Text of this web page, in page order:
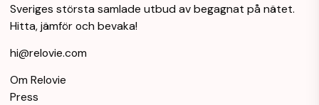
Sveriges största samlade utbud av begagnat på nätet.
Hitta, jämför och bevaka!
hi@relovie.com
Om Relovie
Press